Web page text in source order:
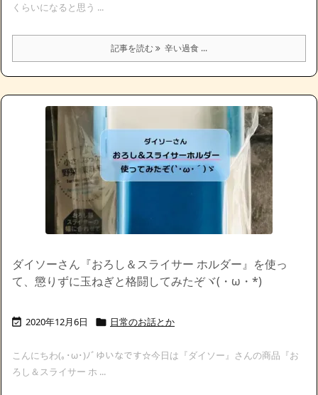
くらいになると思う ...
記事を読む 辛い過食 ...
ダイソーさん『おろし＆スライサー ホルダー』を使っ
て、懲りずに玉ねぎと格闘してみたぞヾ(・ω・*)
 2020年12月6日  日常のお話とか
こんにちわ(｡･ω･)ﾉﾞゆいなです☆今日は『ダイソー』さんの商品『お
ろし＆スライサー ホ ...